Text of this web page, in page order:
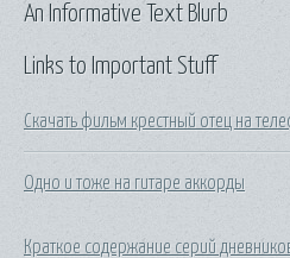
Links to Important Stuff
Скачать фильм крестный отец на
Одно и тоже на гитаре аккорды
Краткое содержание серий
An Informative Text Blurb